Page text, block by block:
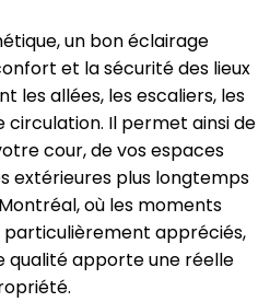
un bon éclairage
et la sécurité des lieux
les allées, les escaliers, les
circulation. Il permet ainsi de
cour, de vos espaces
extérieures plus longtemps
où les moments
particulièrement appréciés,
qualité apporte une réelle